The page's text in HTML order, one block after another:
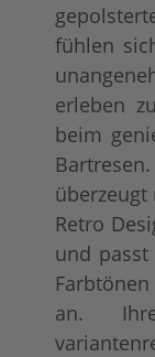
+
fühlen
erleben
beim
Retro
und
an.